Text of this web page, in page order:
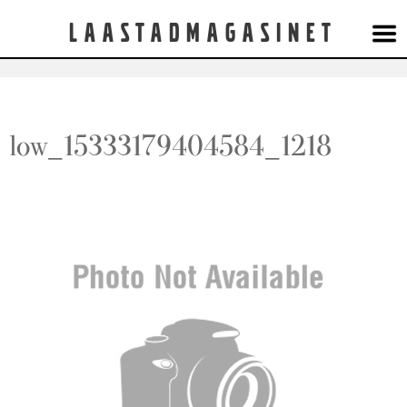
Laastadmagasinet
low_15333179404584_1218